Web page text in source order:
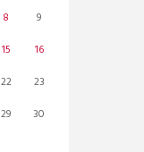
8
9
15
16
22
23
29
30